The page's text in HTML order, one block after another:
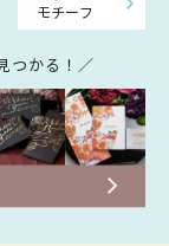
モチーフ
つかる！／